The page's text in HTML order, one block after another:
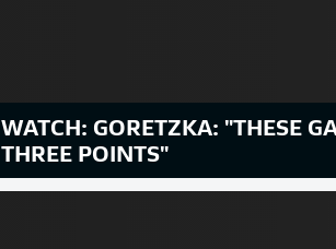
WATCH: GORETZKA: "THESE
THREE POINTS"